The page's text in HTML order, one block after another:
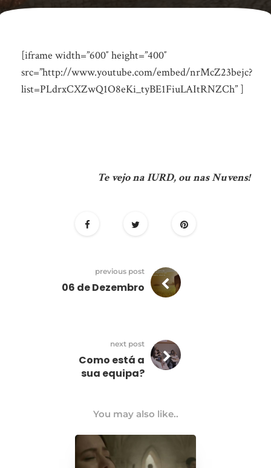
[iframe width=”600″ height=”400″
src=”http://www.youtube.com/embed/nrMcZ23bejc?
list=PLdrxCXZwQ1O8eKi_tyBE1FiuLAItRNZCh” ]
Te vejo na IURD, ou nas Nuvens!
previous post
06 de Dezembro
next post
Como está a
sua equipa?
You may also like..